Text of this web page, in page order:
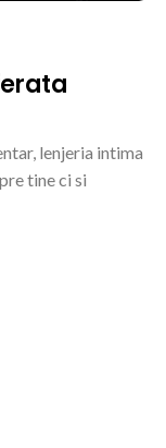
lenjeria intima
tine ci si